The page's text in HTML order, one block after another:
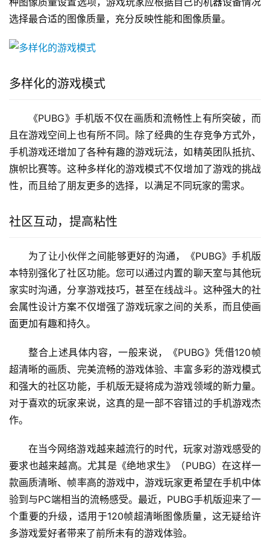
选择最合适的图像质量，充分反映性能和图像质量。
多样化的游戏模式
《PUBG》手机版不仅在画质和流畅性上有所突破，而
且在游戏空间上也有所不同。除了经典的生存竞争方式外，
手机游戏还增加了各种有趣的游戏玩法，如精英团队抵抗、
旗帜比赛等。这种多样化的游戏模式不仅增加了游戏的挑战
性，而且给了朋友更多的选择，以满足不同玩家的需求。
社区互动，提高粘性
为了让小伙伴之间能够更好的沟通，《PUBG》手机版
本特别强化了社区功能。您可以通过内置的聊天室与其他玩
家实时沟通，分享游戏技巧，甚至在线战斗。这种强大的社
会属性设计方案不仅增强了游戏玩家之间的关系，而且使画
面更加有趣和持久。
整合上述具体内容，一般来说，《PUBG》凭借120帧
超清晰的画质、完美流畅的游戏体验、丰富多彩的游戏模式
和强大的社区功能，手机版无疑将成为游戏领域的新力量。
对于喜欢的玩家来说，这真的是一部不容错过的手机游戏杰
作。
在当今网络游戏越来越流行的时代，玩家对游戏感受的
要求也越来越高。尤其是《绝地求生》（PUBG）在这样一
款画质清晰、帧率高的游戏中，游戏玩家更希望在手机中体
验到与PC端相当的流畅感受。最近，PUBG手机版迎来了一
个重要的升级，适用于120帧超清晰图像质量，这无疑给许
多游戏爱好者带来了前所未有的游戏体验。